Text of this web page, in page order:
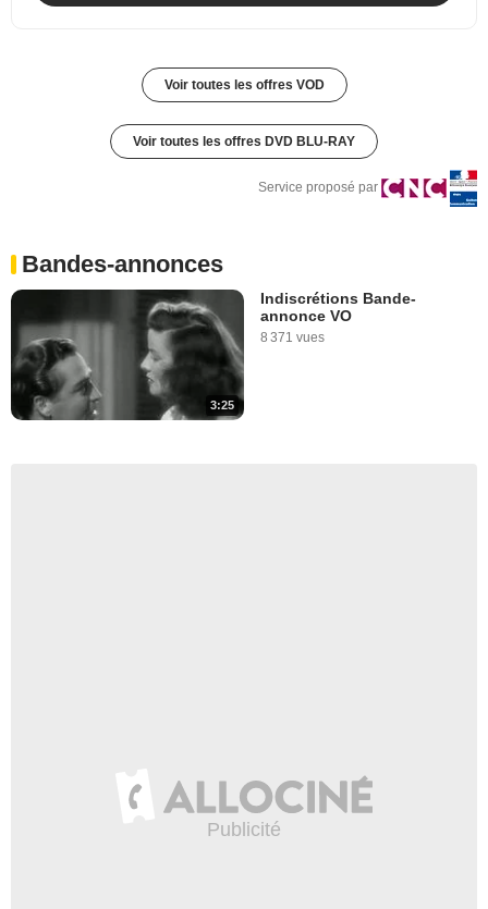
Voir toutes les offres VOD
Voir toutes les offres DVD BLU-RAY
Service proposé par
Bandes-annonces
3:25
Indiscrétions Bande-
annonce VO
8 371 vues